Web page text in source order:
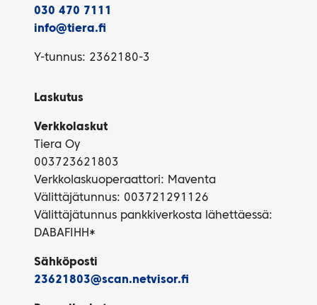
030 470 7111
info@tiera.fi
Y-tunnus: 2362180-3
Laskutus
Verkkolaskut
Tiera Oy
003723621803
Verkkolaskuoperaattori: Maventa
Välittäjätunnus: 003721291126
Välittäjätunnus pankkiverkosta lähettäessä:
DABAFIHH*
Sähköposti
23621803@scan.netvisor.fi